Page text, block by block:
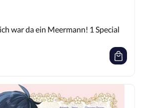
war da ein Meermann! 1 Special